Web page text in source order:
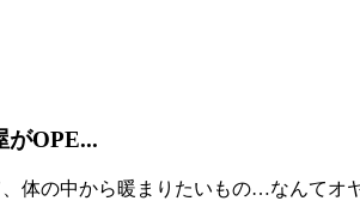
OPE...
体の中から暖まりたいもの…なんて